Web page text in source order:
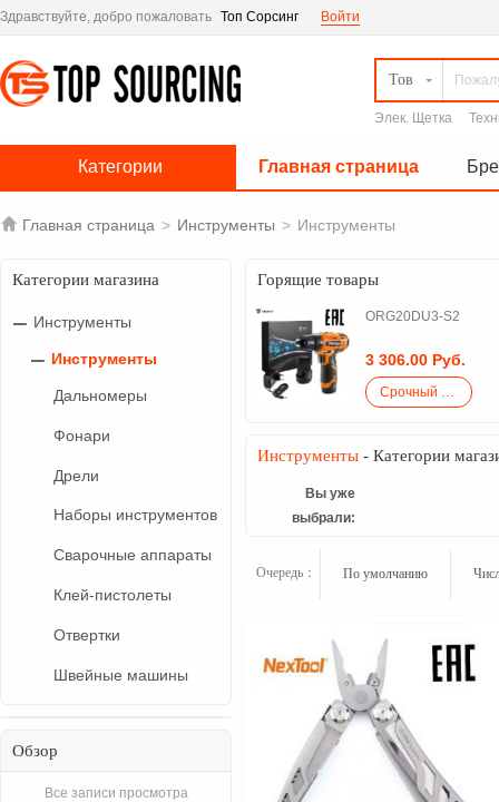
Здравствуйте, добро пожаловать Топ Сорсинг Войти
Тов
Элек. Щетка
Категории Главная страница
 Главная страница > Инструменты > Инструменты
Категории магазина
Инструменты
Инструменты
Дальномеры
Фонари
Дрели
Наборы инструментов
Сварочные аппараты
Клей-пистолеты
Отвертки
Швейные машины
Обзор
Все записи просмотра
Горящие товары
ORG20DU3-S2
3 306.00 Руб.
Срочный закупка
Инструменты - Категории
Вы уже
выбрали:
Очередь： По умолчанию